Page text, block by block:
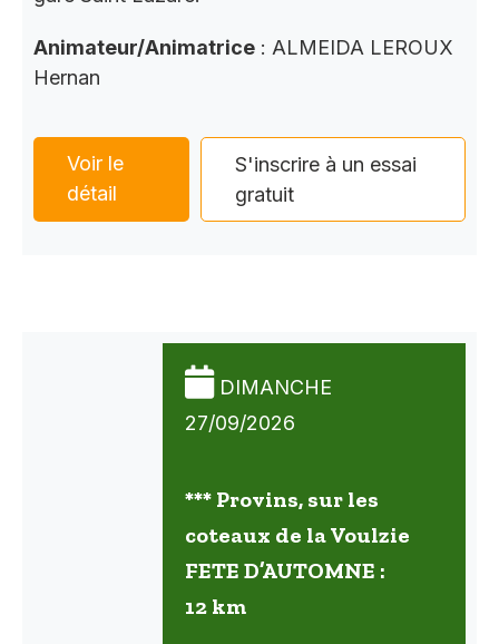
Animateur/Animatrice : ALMEIDA LEROUX
Hernan
Voir le
détail
S'inscrire à un essai
gratuit
DIMANCHE
27/09/2026
*** Provins, sur les
coteaux de la Voulzie
FETE D’AUTOMNE :
12 km